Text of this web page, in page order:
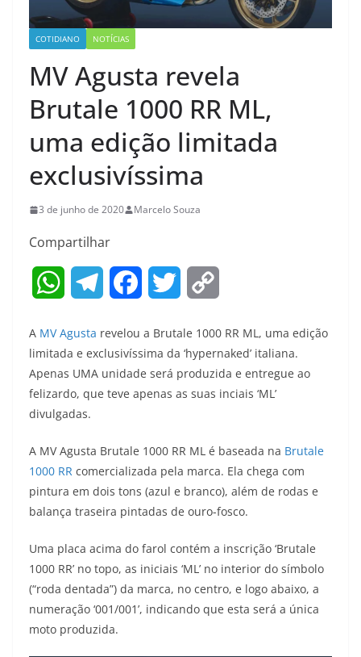
COTIDIANO NOTÍCIAS
MV Agusta revela
Brutale 1000 RR ML,
uma edição limitada
exclusivíssima
3 de junho de 2020 Marcelo Souza
Compartilhar
W
a
t
s
p
p
l
e
r
a
m
c
e
o
o
k
t
e
r
p
y
i
n
k
A MV Agusta revelou a Brutale 1000 RR ML, uma edição
limitada e exclusivíssima da ‘hypernaked’ italiana.
Apenas UMA unidade será produzida e entregue ao
felizardo, que teve apenas as suas inciais ‘ML’
divulgadas.
A MV Agusta Brutale 1000 RR ML é baseada na Brutale
1000 RR comercializada pela marca. Ela chega com
pintura em dois tons (azul e branco), além de rodas e
balança traseira pintadas de ouro-fosco.
Uma placa acima do farol contém a inscrição ‘Brutale
1000 RR’ no topo, as iniciais ‘ML’ no interior do símbolo
(“roda dentada”) da marca, no centro, e logo abaixo, a
numeração ‘001/001’, indicando que esta será a única
moto produzida.